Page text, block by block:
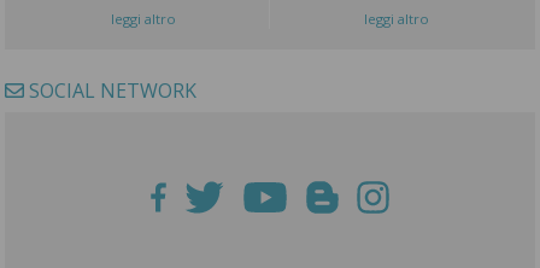
leggi altro
leggi altro
SOCIAL NETWORK